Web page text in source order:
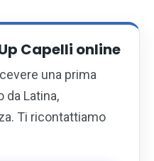
Capelli online
una prima
da Latina,
Ti ricontattiamo